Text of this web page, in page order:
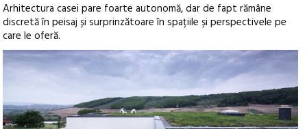
Arhitectura casei pare foarte autonomă, dar de fapt rămâne
discretă în peisaj și surprinzătoare în spațiile și perspectivele pe
care le oferă.